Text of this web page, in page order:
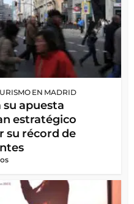
EN MADRID
su apuesta
estratégico
su récord de